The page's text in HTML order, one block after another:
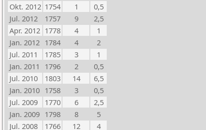
Okt. 2012 1754 1
0,5
Jul. 2012
1757 9
2,5
Apr. 2012 1778 4
1
Jan. 2012 1784 4
2
Jul. 2011
1785 3
1
Jan. 2011
1796 2
0,5
Jul. 2010
1803 14
6,5
Jan. 2010 1758 3
0,5
Jul. 2009
1770 6
2,5
Jan. 2009 1798 8
5
Jul. 2008
1766 12
4